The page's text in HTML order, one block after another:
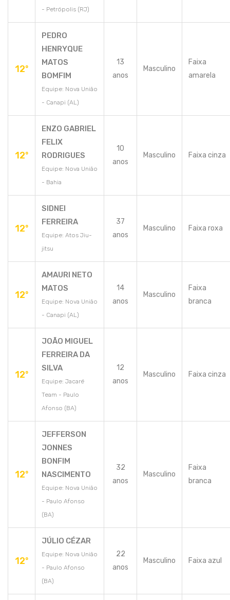
- Petrópolis (RJ)
12º
PEDRO
HENRYQUE
MATOS
BOMFIM
Equipe: Nova União
- Canapi (AL)
13
anos
Masculino
Faixa
amarela
12º
ENZO GABRIEL
FELIX
RODRIGUES
Equipe: Nova União
- Bahia
10
anos
Masculino Faixa cinza
12º
SIDNEI
FERREIRA
Equipe: Atos Jiu-
jitsu
37
anos
Masculino Faixa roxa
12º
AMAURI NETO
MATOS
Equipe: Nova União
- Canapi (AL)
14
anos
Masculino
Faixa
branca
12º
JOÃO MIGUEL
FERREIRA DA
SILVA
Equipe: Jacaré
Team - Paulo
Afonso (BA)
12
anos
Masculino Faixa cinza
12º
JEFFERSON
JONNES
BONFIM
NASCIMENTO
Equipe: Nova União
- Paulo Afonso
(BA)
32
anos
Masculino
Faixa
branca
12º
JÚLIO CÉZAR
Equipe: Nova União
- Paulo Afonso
(BA)
22
anos
Masculino Faixa azul